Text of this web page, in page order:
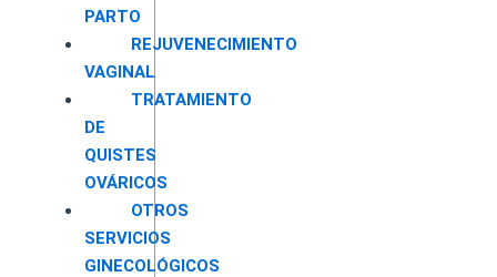
PARTO
REJUVENECIMIENTO
VAGINAL
TRATAMIENTO
DE
QUISTES
OVÁRICOS
OTROS
SERVICIOS
GINECOLÓGICOS